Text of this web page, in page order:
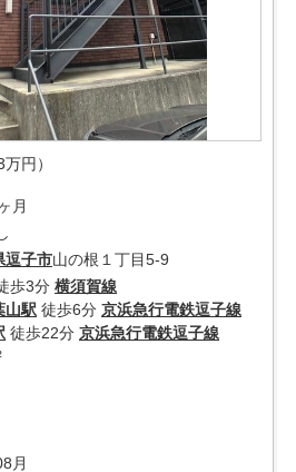
円）
月
逗子市山の根１丁目5-9
歩3分 横須賀線
山駅 徒歩6分 京浜急行電鉄逗子線
徒歩22分 京浜急行電鉄逗子線
月